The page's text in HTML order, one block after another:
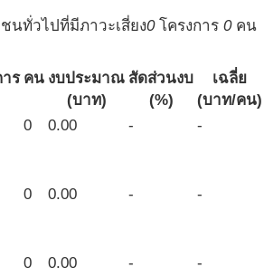
นทั่วไปที่มีภาวะเสี่ยง0โครงการ 0คน
ร คน งบประมาณ
(บาท)
สัดส่วนงบ
(%)
เฉลี่ย
(บาท/คน)
0 0.00 - -
0 0.00 - -
0 0.00 -
-